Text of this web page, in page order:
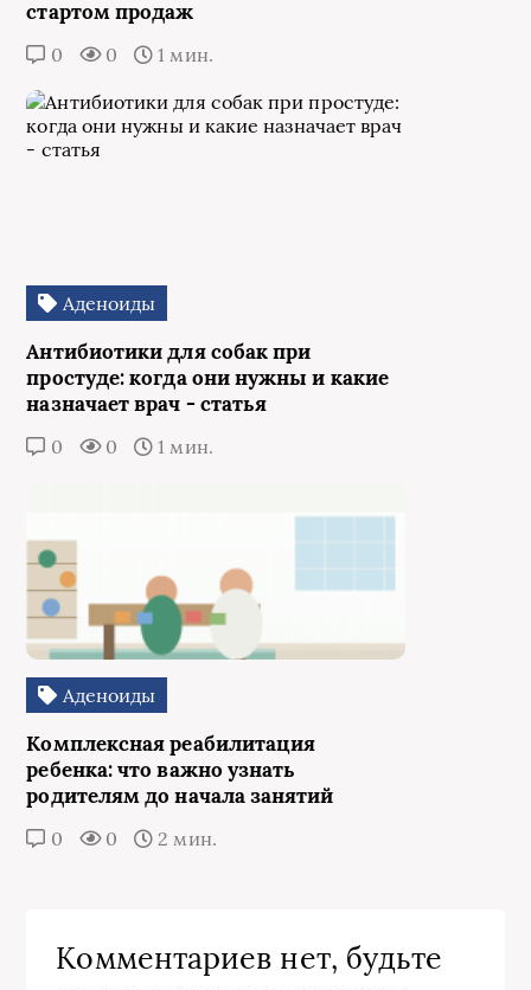
стартом продаж
0 0 1 мин.
Аденоиды
Антибиотики для собак при
простуде: когда они нужны и какие
назначает врач - статья
0 0 1 мин.
Аденоиды
Комплексная реабилитация
ребенка: что важно узнать
родителям до начала занятий
0 0 2 мин.
Комментариев нет, будьте